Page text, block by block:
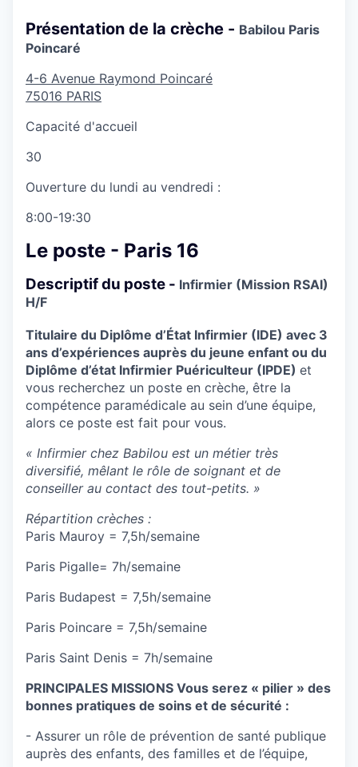
Présentation de la crèche - Babilou Paris
Poincaré
4-6 Avenue Raymond Poincaré
75016 PARIS
Capacité d'accueil
30
Ouverture du lundi au vendredi :
8:00-19:30
Le poste - Paris 16
Descriptif du poste - Infirmier (Mission RSAI)
H/F
Titulaire du Diplôme d’État Infirmier (IDE) avec 3
ans d’expériences auprès du jeune enfant ou du
Diplôme d’état Infirmier Puériculteur (IPDE) et
vous recherchez un poste en crèche, être la
compétence paramédicale au sein d’une équipe,
alors ce poste est fait pour vous.
« Infirmier chez Babilou est un métier très
diversifié, mêlant le rôle de soignant et de
conseiller au contact des tout-petits. »
Répartition crèches :
Paris Mauroy = 7,5h/semaine
Paris Pigalle= 7h/semaine
Paris Budapest = 7,5h/semaine
Paris Poincare = 7,5h/semaine
Paris Saint Denis = 7h/semaine
PRINCIPALES MISSIONS Vous serez « pilier » des
bonnes pratiques de soins et de sécurité :
- Assurer un rôle de prévention de santé publique
auprès des enfants, des familles et de l’équipe,